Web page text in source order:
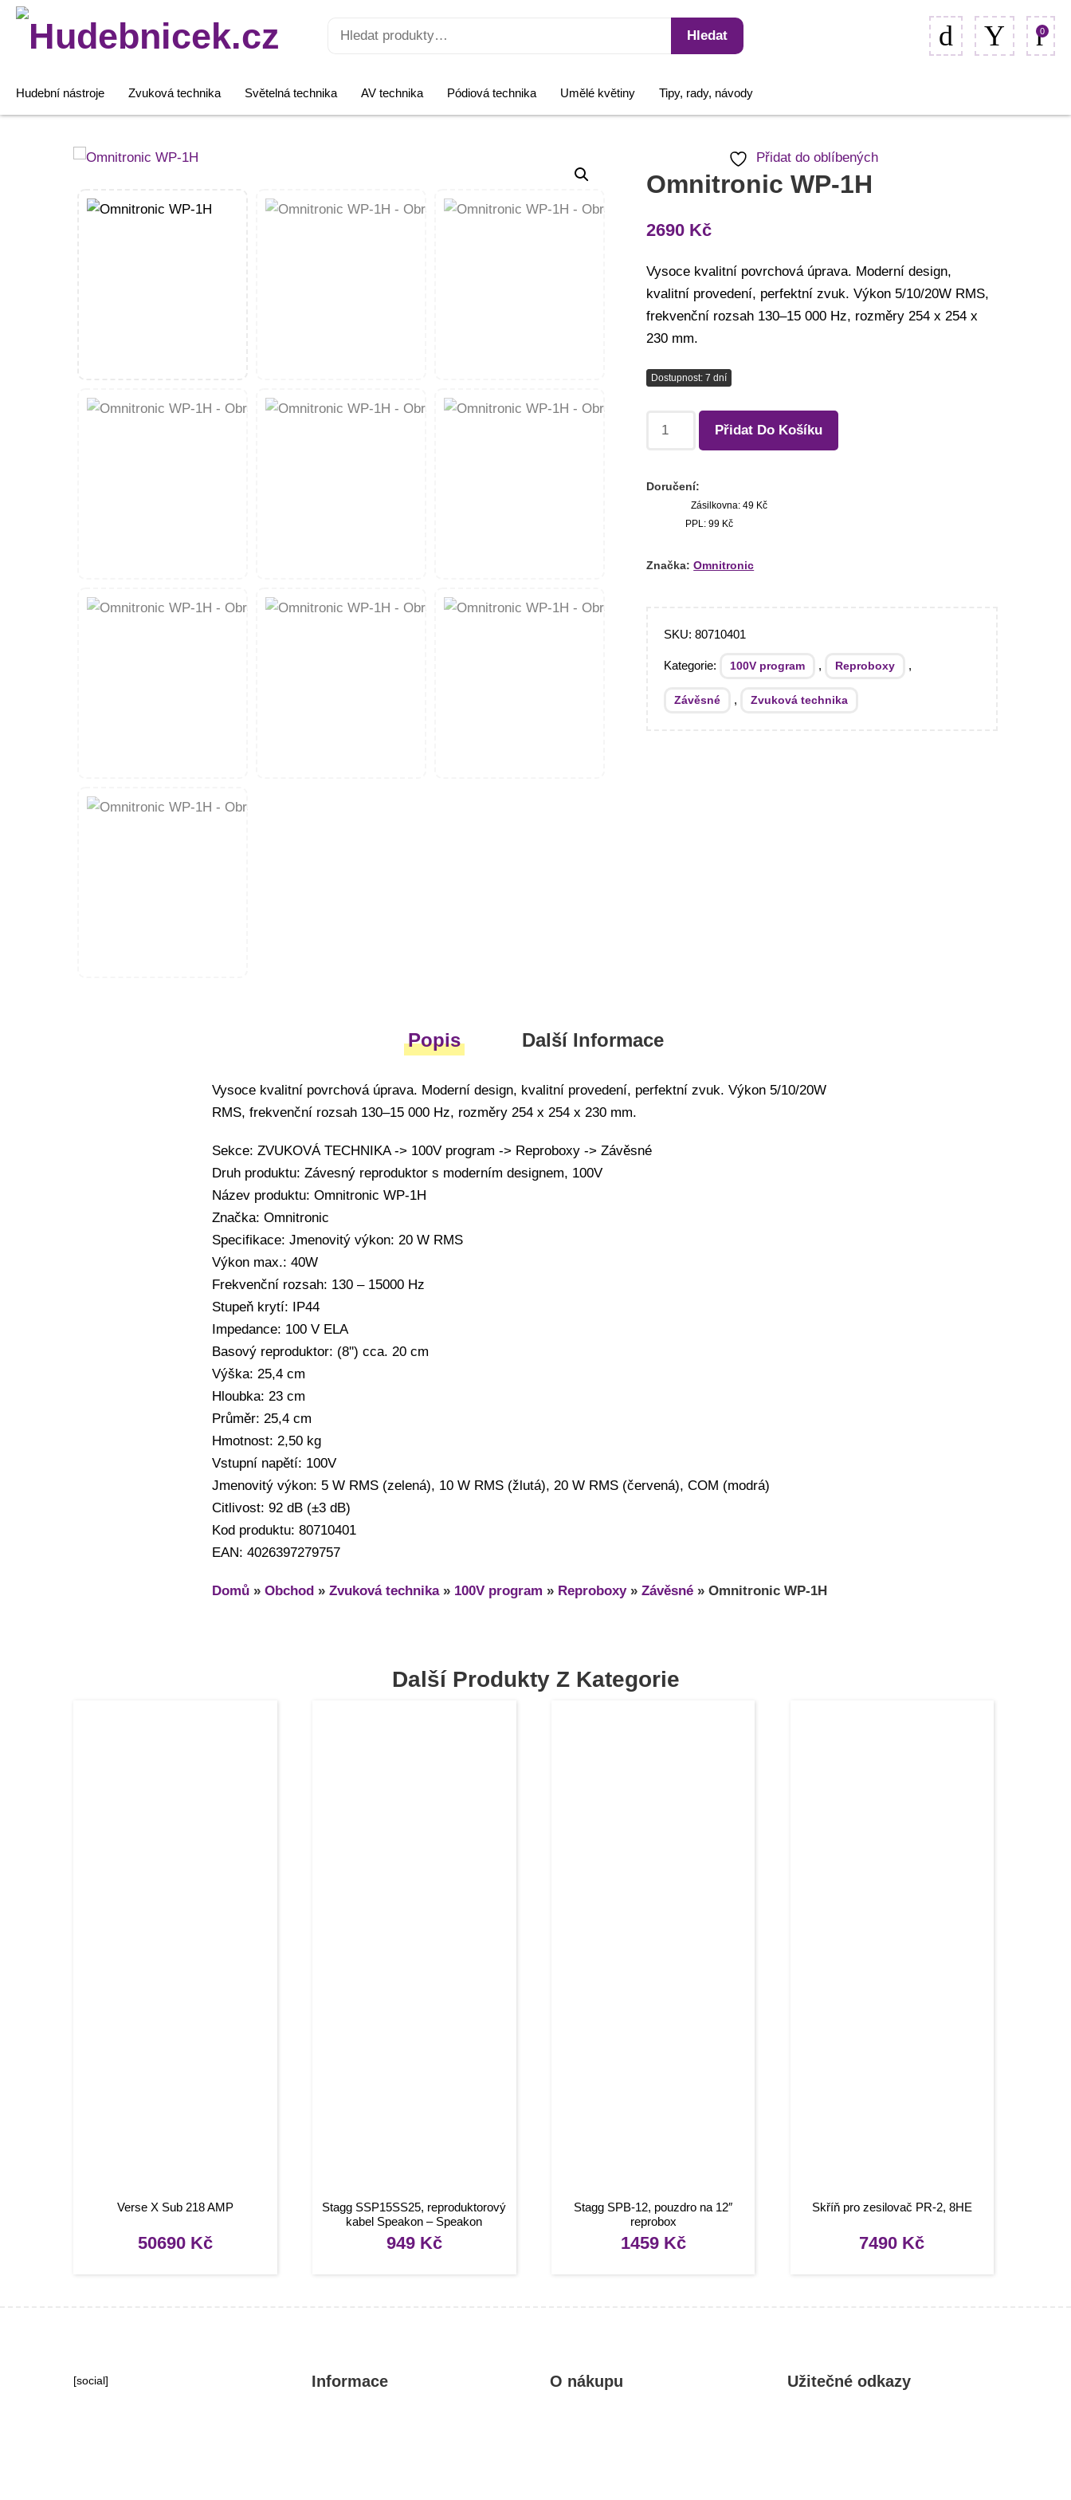
Hledat:
Hledat 0
Hudební nástroje Zvuková technika Světelná technika AV technika Pódiová technika Umělé květiny Tipy, rady, návody
Přidat do oblíbených
Omnitronic WP-1H
2690 Kč
Vysoce kvalitní povrchová úprava. Moderní design,
kvalitní provedení, perfektní zvuk. Výkon 5/10/20W RMS,
frekvenční rozsah 130–15 000 Hz, rozměry 254 x 254 x
230 mm.
Dostupnost: 7 dní
Omnitronic
1H
Přidat Do Košíku
Doručení:
Zásilkovna: 49 Kč
PPL: 99 Kč
Značka: Omnitronic
SKU:80710401
Kategorie: 100V program , Reproboxy ,
Závěsné , Zvuková technika
Popis Další Informace
Vysoce kvalitní povrchová úprava. Moderní design, kvalitní provedení, perfektní zvuk. Výkon 5/10/20W
RMS, frekvenční rozsah 130–15 000 Hz, rozměry 254 x 254 x 230 mm.
Sekce: ZVUKOVÁ TECHNIKA -> 100V program -> Reproboxy -> Závěsné
Druh produktu: Závesný reproduktor s moderním designem, 100V
Název produktu: Omnitronic WP-1H
Značka: Omnitronic
Specifikace: Jmenovitý výkon: 20 W RMS
Výkon max.: 40W
Frekvenční rozsah: 130 – 15000 Hz
Stupeň krytí: IP44
Impedance: 100 V ELA
Basový reproduktor: (8'') cca. 20 cm
Výška: 25,4 cm
Hloubka: 23 cm
Průměr: 25,4 cm
Hmotnost: 2,50 kg
Vstupní napětí: 100V
Jmenovitý výkon: 5 W RMS (zelená), 10 W RMS (žlutá), 20 W RMS (červená), COM (modrá)
Citlivost: 92 dB (±3 dB)
Kod produktu: 80710401
EAN: 4026397279757
Domů » Obchod » Zvuková technika» 100V program » Reproboxy» Závěsné » Omnitronic WP-1H
Další Produkty Z Kategorie
Verse X Sub 218 AMP
50690 Kč
Stagg SSP15SS25, reproduktorový
kabel Speakon – Speakon
zástrčka, 15m
949 Kč
Stagg SPB-12, pouzdro na 12″
reprobox
1459 Kč
Skříň pro zesilovač PR-2, 8HE
7490 Kč
[social] Informace O nákupu Užitečné odkazy